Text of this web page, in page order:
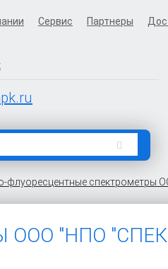
Сервис Партнеры
флуоресцентные
"НПО